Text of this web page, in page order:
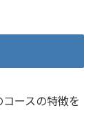
ースの特徴を